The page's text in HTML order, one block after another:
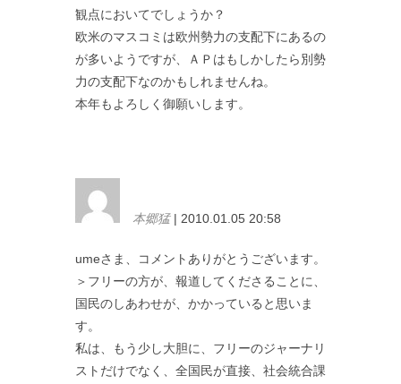
観点においてでしょうか？
欧米のマスコミは欧州勢力の支配下にあるの
が多いようですが、ＡＰはもしかしたら別勢
力の支配下なのかもしれませんね。
本年もよろしく御願いします。
本郷猛| 2010.01.05 20:58
umeさま、コメントありがとうございます。
＞フリーの方が、報道してくださることに、
国民のしあわせが、かかっていると思いま
す。
私は、もう少し大胆に、フリーのジャーナリ
ストだけでなく、全国民が直接、社会統合課